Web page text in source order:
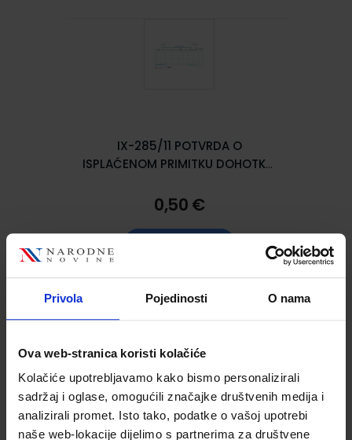
Privola Pojedinosti O nama
Ova web-stranica koristi kolačiće
Kolačiće upotrebljavamo kako bismo personalizirali
sadržaj i oglase, omogućili značajke društvenih medija i
analizirali promet. Isto tako, podatke o vašoj upotrebi
naše web-lokacije dijelimo s partnerima za društvene
IX-285/11 POTVRDA O
ISPLAĆENOM PRIMITKU DOHOTKU,
NA DOHODAK I PRIREZU; Komplet
2 lista, 29,7 x 21 cm
0,50 €
Dodaj u wishlistu